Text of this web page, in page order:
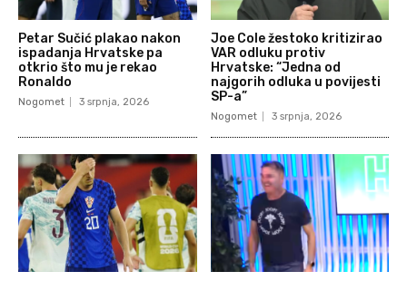
Petar Sučić plakao nakon
ispadanja Hrvatske pa
otkrio što mu je rekao
Ronaldo
Nogomet 3 srpnja, 2026
Joe Cole žestoko kritizirao
VAR odluku protiv
Hrvatske: “Jedna od
najgorih odluka u povijesti
SP-a”
Nogomet 3 srpnja, 2026